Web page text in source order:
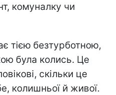
комуналку чи
тією безтурботною,
була колись. Це
скільки це
колишньої й живої.